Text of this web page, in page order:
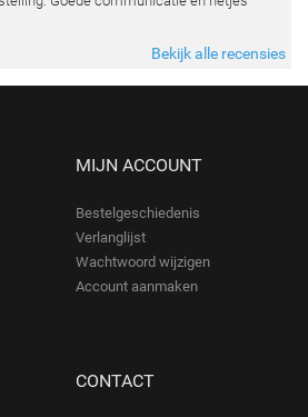
Bekijk alle recensies
MIJN ACCOUNT
Bestelgeschiedenis
Verlanglijst
Wachtwoord wijzigen
Account aanmaken
CONTACT